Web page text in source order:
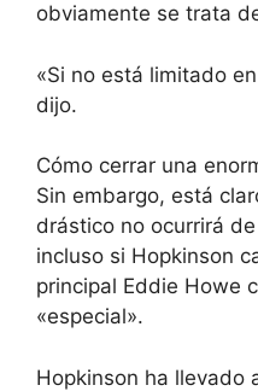
obviamente se trata
«Si no está limitado
dijo.
Cómo cerrar una
Sin embargo, está
drástico no ocurrirá
incluso si Hopkinson
principal Eddie Howe
«especial».
Hopkinson ha llevado